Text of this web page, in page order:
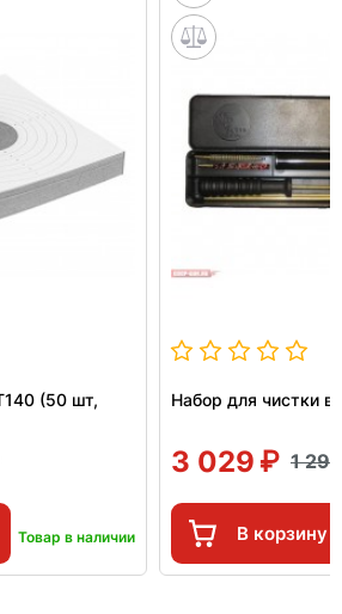
(50 шт,
Товар в наличии
Набор для чистки
3 029 1
В корзину